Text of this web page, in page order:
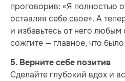
проговорив: «Я полностью
оставляя себе свое». А
и избавьтесь от него
сожгите — главное, что
5. Верните себе позитив
Сделайте глубокий вдох и